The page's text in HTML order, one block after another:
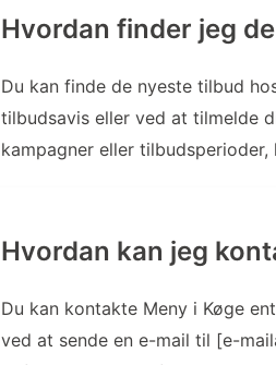
Hvordan finder jeg
Du kan finde de nyeste tilbud
tilbudsavis eller ved at tilmelde
kampagner eller
Hvordan kan jeg
Du kan kontakte Meny i Køge
ved at sende en e-mail til [e-